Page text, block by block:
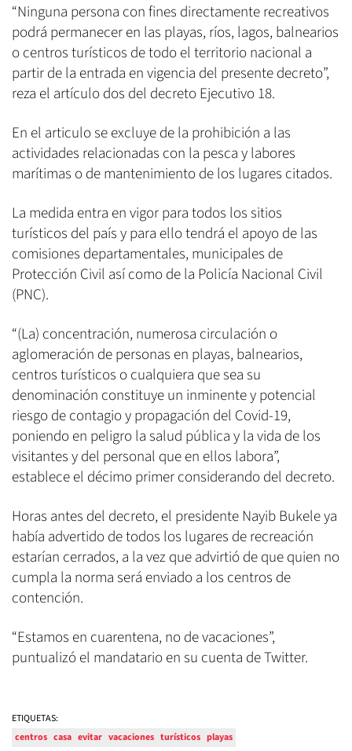
“Ninguna persona con fines directamente recreativos
podrá permanecer en las playas, ríos, lagos, balnearios
o centros turísticos de todo el territorio nacional a
partir de la entrada en vigencia del presente decreto”,
reza el artículo dos del decreto Ejecutivo 18.
En el articulo se excluye de la prohibición a las
actividades relacionadas con la pesca y labores
marítimas o de mantenimiento de los lugares citados.
La medida entra en vigor para todos los sitios
turísticos del país y para ello tendrá el apoyo de las
comisiones departamentales, municipales de
Protección Civil así como de la Policía Nacional Civil
(PNC).
“(La) concentración, numerosa circulación o
aglomeración de personas en playas, balnearios,
centros turísticos o cualquiera que sea su
denominación constituye un inminente y potencial
riesgo de contagio y propagación del Covid-19,
poniendo en peligro la salud pública y la vida de los
visitantes y del personal que en ellos labora”,
establece el décimo primer considerando del decreto.
Horas antes del decreto, el presidente Nayib Bukele ya
había advertido de todos los lugares de recreación
estarían cerrados, a la vez que advirtió de que quien no
cumpla la norma será enviado a los centros de
contención.
“Estamos en cuarentena, no de vacaciones”,
puntualizó el mandatario en su cuenta de Twitter.
ETIQUETAS:
centros casa evitar vacaciones turísticos playas